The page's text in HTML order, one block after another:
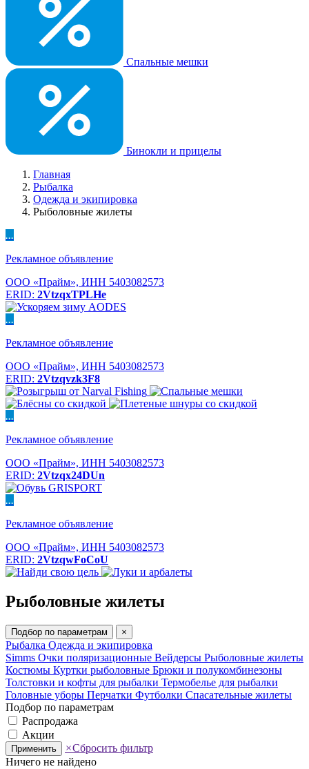
Спальные мешки
Бинокли и прицелы
Главная
Рыбалка
Одежда и экипировка
Рыболовные жилеты
...
Рекламное объявление
ООО «Прайм», ИНН 5403082573
ERID: 2VtzqxTPLHe
...
Рекламное объявление
ООО «Прайм», ИНН 5403082573
ERID: 2Vtzqvzk3F8
...
Рекламное объявление
ООО «Прайм», ИНН 5403082573
ERID: 2Vtzqx24DUn
...
Рекламное объявление
ООО «Прайм», ИНН 5403082573
ERID: 2VtzqwFoCoU
Рыболовные жилеты
Подбор по параметрам ×
Рыбалка Одежда и экипировка
Simms Очки поляризационные Вейдерсы Рыболовные жилеты
Костюмы Куртки рыболовные Брюки и полукомбинезоны
Толстовки и кофты для рыбалки Термобелье для рыбалки
Головные уборы Перчатки Футболки Спасательные жилеты
Подбор по параметрам
Распродажа
Акции
Применить ×Сбросить фильтр
Ничего не найдено